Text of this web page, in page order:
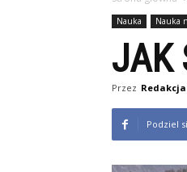
Nauka Nauka
JAK
Przez Redakcja
Podziel